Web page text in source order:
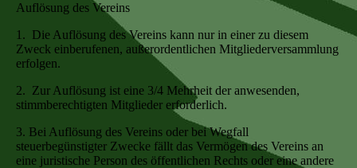
Auflösung des Vereins
1. Die Auflösung des Vereins kann nur in einer zu diesem
Zweck einberufenen, außerordentlichen Mitgliederversammlung
erfolgen.
2. Zur Auflösung ist eine 3/4 Mehrheit der anwesenden,
stimmberechtigten Mitglieder erforderlich.
3. Bei Auflösung des Vereins oder bei Wegfall
steuerbegünstigter Zwecke fällt das Vermögen des Vereins an
eine juristische Person des öffentlichen Rechts oder eine andere